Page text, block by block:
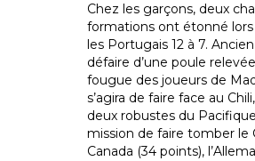
Chez les garçons, deux
formations ont étonné lors
les Portugais 12 à 7.
défaire d’une poule
fougue des joueurs de
s’agira de faire face au
deux robustes du
mission de faire tomber le
Canada (34 points),